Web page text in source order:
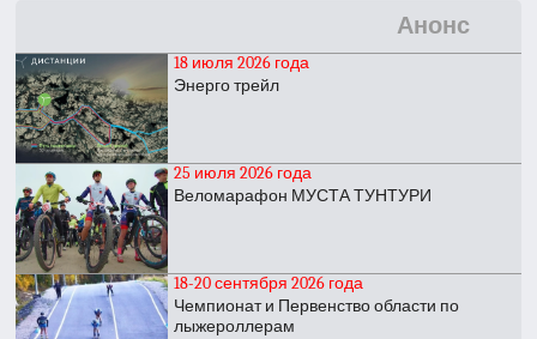
Анонс
18 июля 2026 года
Энерго трейл
25 июля 2026 года
Веломарафон МУСТА ТУНТУРИ
18-20 сентября 2026 года
Чемпионат и Первенство области по
лыжероллерам